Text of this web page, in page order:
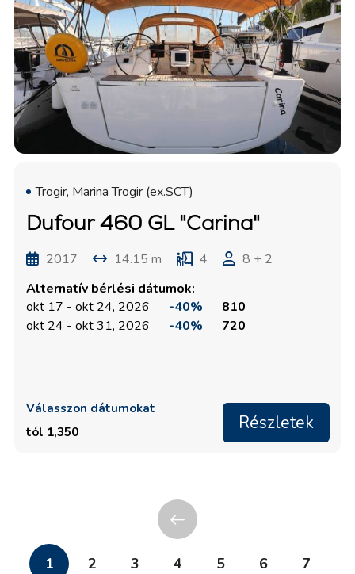
Trogir, Marina Trogir (ex.SCT)
Dufour 460 GL "Carina"
2017 14.15 m 4
8 + 2
Alternatív bérlési dátumok:
okt 17 - okt 24, 2026
-40%
810
okt 24 - okt 31, 2026
-40% 720
Válasszon dátumokat
tól 1,350
Részletek
1 2 3 4 5 6 7